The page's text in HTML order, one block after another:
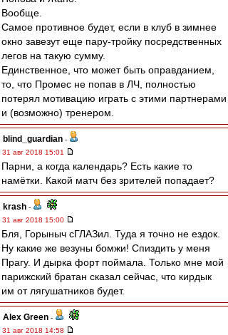
Вообще.
Самое противное будет, если в клуб в зимнее
окно завезут еще пару-тройку посредственных
легов на такую сумму.
Единственное, что может быть оправданием,
то, что Промес не попав в ЛЧ, полностью
потерял мотивацию играть с этими партнерами
и (возможно) тренером.
blind_guardian -
31 авг 2018 15:01
Парни, а когда календарь? Есть какие то
намётки. Какой матч без зрителей попадает?
krash -
31 авг 2018 15:00
Бля, Горыныч сГЛАЗил. Туда я точно не ездок.
Ну какие же везуны бомжи! Спиздить у меня
Прагу. И дырка форт поймала. Только мне мой
парижский братан сказал сейчас, что кирдык
им от лягушатников будет.
Alex Green -
31 авг 2018 14:58